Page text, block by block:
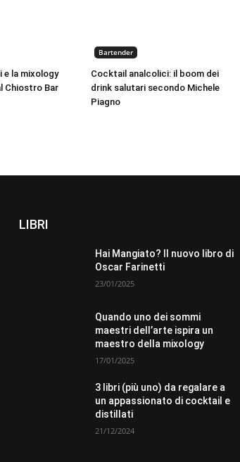
e la mixology
Chiostro Bar
Bartender
Cocktail analcolici: il boom dei
drink salutari secondo Michele
Piagno
LIBRI
Hai Mangiato? Il nuovo libro di
Oscar Farinetti
23/01/2025
Quando uno dei sommi
maestri dell’arte ispira un
maestro della mixology
17/01/2025
3 libri (più uno) da regalare a
un appassionato di cocktail e
distillati
21/12/2024